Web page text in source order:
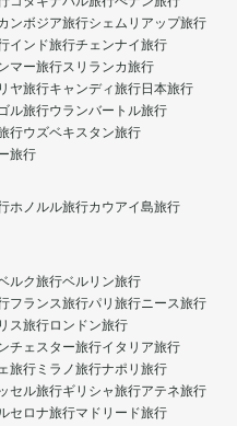
ンボジア旅行シェムリアップ旅行
インド旅行チェンナイ旅行
マー旅行スリランカ旅行
ヤ旅行キャンディ旅行日本旅行
ル旅行ウランバートル旅行
行ウズベキスタン旅行
旅行
ホノルル旅行カウアイ島旅行
ルク旅行ベルリン旅行
フランス旅行パリ旅行ニース旅行
ス旅行ロンドン旅行
チェスター旅行イタリア旅行
旅行 ミラノ旅行ナポリ旅行
セル旅行ギリシャ旅行アテネ旅行
セロナ旅行マドリード旅行